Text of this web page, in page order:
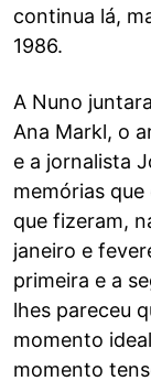
continua lá,
1986.
A Nuno
Ana Markl, o
e a jornalista
memórias
que fizeram,
janeiro e
primeira e a
lhes pareceu
momento
momento